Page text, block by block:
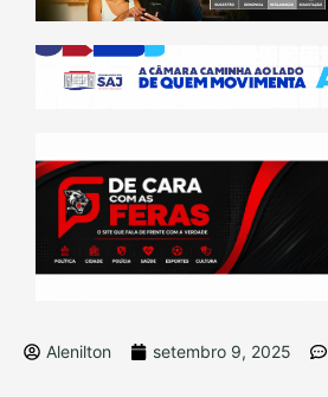
Alenilton setembro 9, 2025